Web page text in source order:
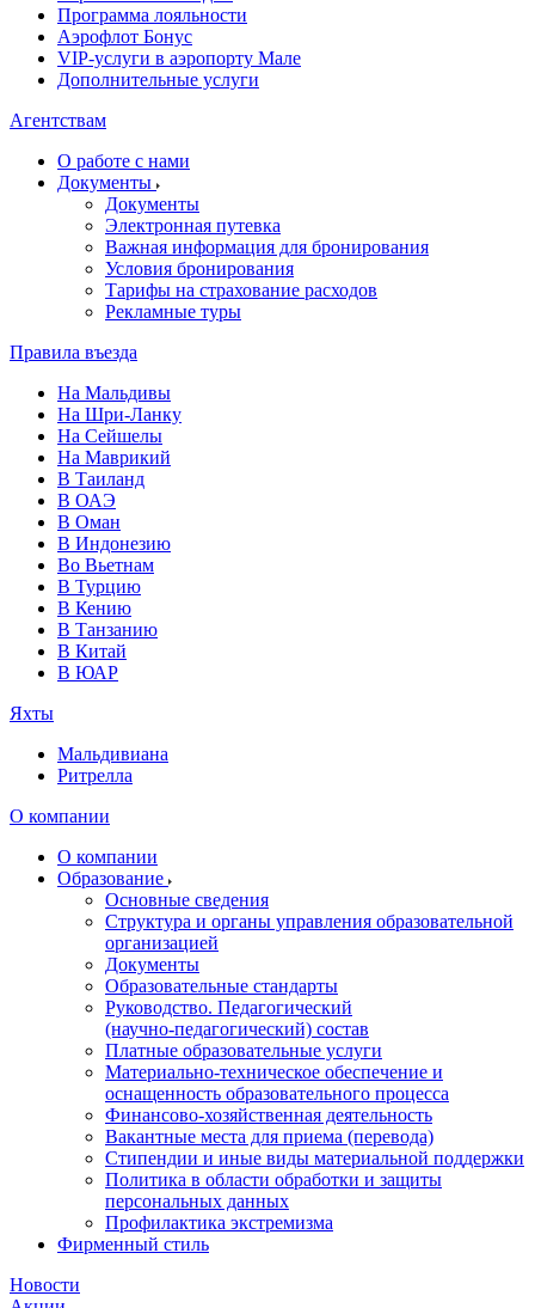
Программа лояльности
Аэрофлот Бонус
VIP-услуги в аэропорту Мале
Дополнительные услуги
Агентствам
О работе с нами
Документы
Документы
Электронная путевка
Важная информация для бронирования
Условия бронирования
Тарифы на страхование расходов
Рекламные туры
Правила въезда
На Мальдивы
На Шри-Ланку
На Сейшелы
На Маврикий
В Таиланд
В ОАЭ
В Оман
В Индонезию
Во Вьетнам
В Турцию
В Кению
В Танзанию
В Китай
В ЮАР
Яхты
Мальдивиана
Ритрелла
О компании
О компании
Образование
Основные сведения
Структура и органы управления образовательной
организацией
Документы
Образовательные стандарты
Руководство. Педагогический
(научно‑педагогический) состав
Платные образовательные услуги
Материально-техническое обеспечение и
оснащенность образовательного процесса
Финансово-хозяйственная деятельность
Вакантные места для приема (перевода)
Стипендии и иные виды материальной поддержки
Политика в области обработки и защиты
персональных данных
Профилактика экстремизма
Фирменный стиль
Новости